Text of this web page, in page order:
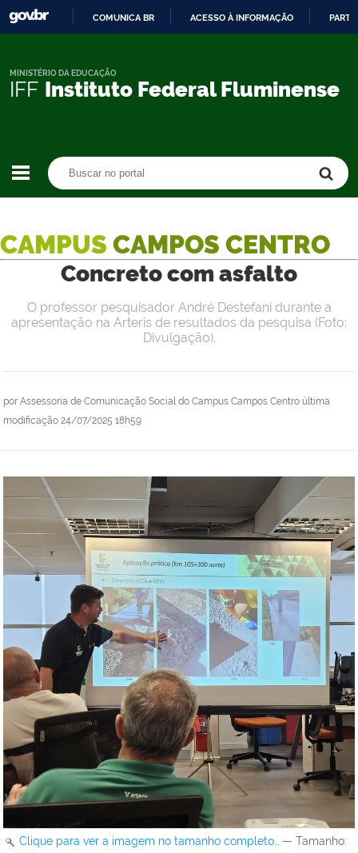
CONTEÚDO
COMUNICA BR ACESSO À INFORMAÇÃO
IFF Instituto Federal Fluminense
MINISTÉRIO DA EDUCAÇÃO
CAMPUS CAMPOS CENTRO
Concreto com asfalto
por Assessoria de Comunicação Social do Campus Campos Centro última
modificação 24/07/2025 18h59
O professor pesquisador André Destefani durante a
apresentação na Arteris de resultados da pesquisa (Foto:
Divulgação).
Clique para ver a imagem no tamanho completo… — Tamanho: